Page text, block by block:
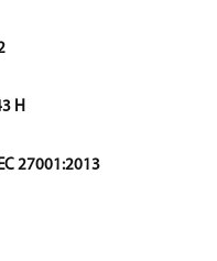
H
27001:2013